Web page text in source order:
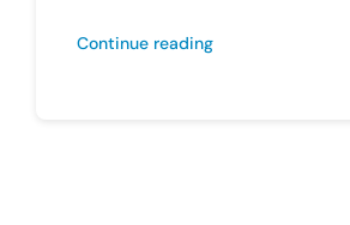
Continue reading